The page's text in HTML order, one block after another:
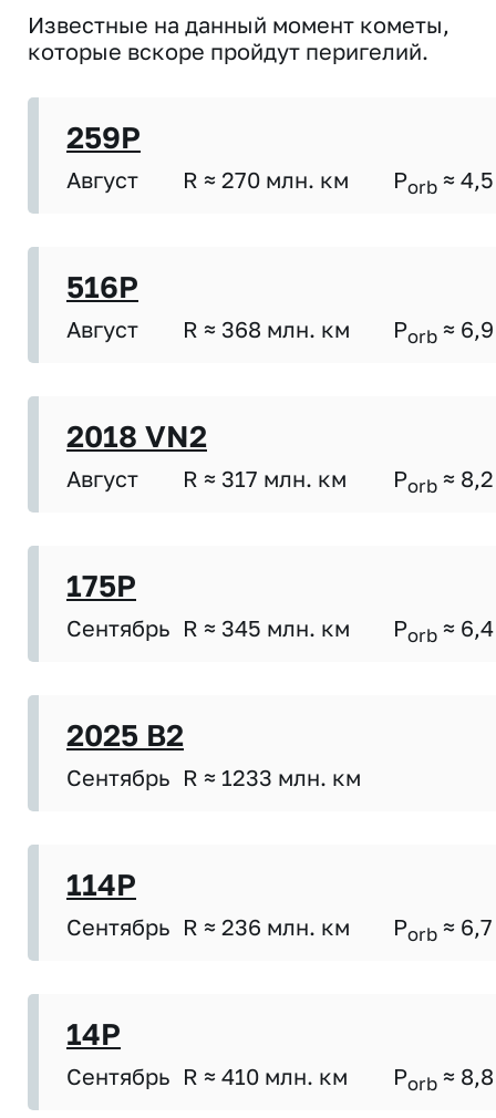
Известные на данный момент кометы,
которые вскоре пройдут перигелий.
259P
Август R ≈ 270 млн. км Porb ≈ 4,5
516P
Август R ≈ 368 млн. км Porb ≈ 6,9
2018 VN2
Август R ≈ 317 млн. км Porb ≈ 8,2
175P
Сентябрь R ≈ 345 млн. км Porb ≈ 6,4
2025 B2
Сентябрь R ≈ 1233 млн. км
114P
Сентябрь R ≈ 236 млн. км Porb ≈ 6,7
14P
Сентябрь R ≈ 410 млн. км Porb ≈ 8,8